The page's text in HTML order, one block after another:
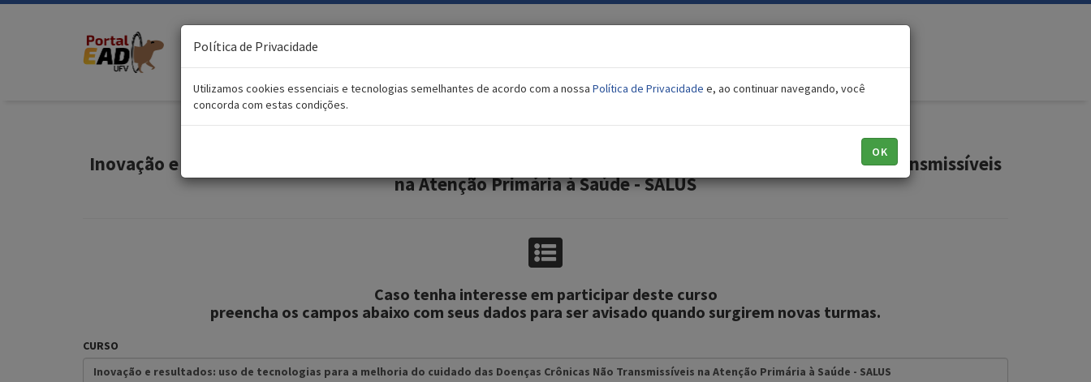
Interesse no curso
Inovação e resultados: uso de tecnologias para a melhoria do cuidado das Doenças Crônicas Não Transmissíveis
na Atenção Primária à Saúde - SALUS
Caso tenha interesse em participar deste curso
preencha os campos abaixo com seus dados para ser avisado quando surgirem novas turmas.
CURSO
Inovação e resultados: uso de tecnologias para a melhoria do cuidado das Doenças Crônicas Não Transmissíveis na Atenção Primária à Saúde - SALUS
Política de Privacidade
Utilizamos cookies essenciais e tecnologias semelhantes de acordo com a nossa Política de Privacidade e, ao continuar navegando, você
concorda com estas condições.
OK